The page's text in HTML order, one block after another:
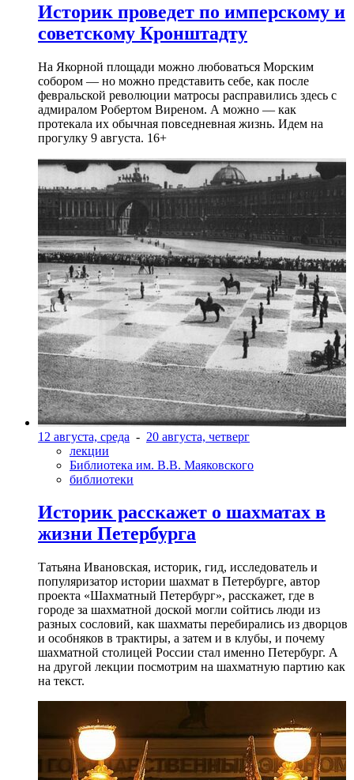
Историк проведет по имперскому и
советскому Кронштадту
На Якорной площади можно любоваться Морским
собором — но можно представить себе, как после
февральской революции матросы расправились здесь с
адмиралом Робертом Виреном. А можно — как
протекала их обычная повседневная жизнь. Идем на
прогулку 9 августа. 16+
12 августа, среда - 20 августа, четверг
лекции
Библиотека им. В.В. Маяковского
библиотеки
Историк расскажет о шахматах в
жизни Петербурга
Татьяна Ивановская, историк, гид, исследователь и
популяризатор истории шахмат в Петербурге, автор
проекта «Шахматный Петербург», расскажет, где в
городе за шахматной доской могли сойтись люди из
разных сословий, как шахматы перебирались из дворцов
и особняков в трактиры, а затем и в клубы, и почему
шахматной столицей России стал именно Петербург. А
на другой лекции посмотрим на шахматную партию как
на текст.